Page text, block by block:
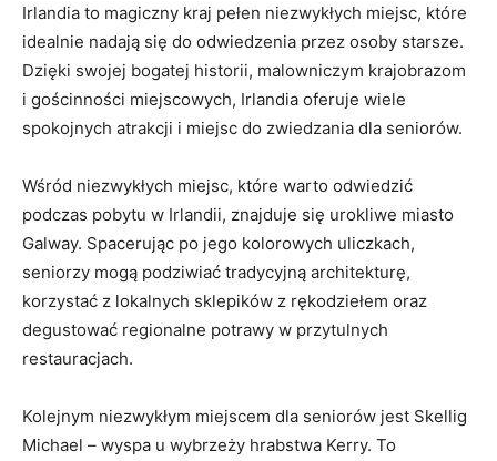
Irlandia to magiczny kraj pełen niezwykłych miejsc, które
idealnie nadają ⁢się do odwiedzenia przez osoby starsze.
‍Dzięki swojej⁢ bogatej historii, ‌malowniczym​ krajobrazom
i gościnności miejscowych, Irlandia oferuje wiele
spokojnych atrakcji i miejsc do zwiedzania dla seniorów.
Wśród niezwykłych miejsc, ​które warto odwiedzić
podczas pobytu w Irlandii, znajduje się urokliwe miasto
Galway. Spacerując po jego kolorowych uliczkach,
seniorzy mogą podziwiać⁤ tradycyjną architekturę,
korzystać z lokalnych‌ sklepików z rękodziełem oraz
degustować regionalne potrawy w przytulnych
restauracjach.
Kolejnym niezwykłym miejscem dla seniorów jest Skellig
Michael – wyspa u wybrzeży hrabstwa Kerry. To